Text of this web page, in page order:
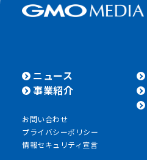
ニュース
事業紹介
お問い合わせ
プライバシーポリシー
情報セキュリティ宣言